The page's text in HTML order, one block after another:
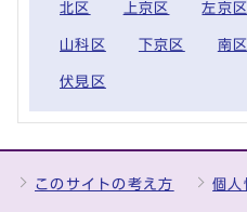
北区 上京区 左京区
山科区 下京区 南区
伏見区
このサイトの考え方 個人